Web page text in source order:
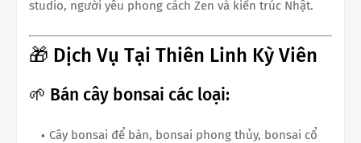
studio, người yêu phong cách Zen và kiến trúc Nhật.
🎁 Dịch Vụ Tại Thiên Linh Kỳ Viên
🌱 Bán cây bonsai các loại:
Cây bonsai để bàn, bonsai phong thủy, bonsai cổ